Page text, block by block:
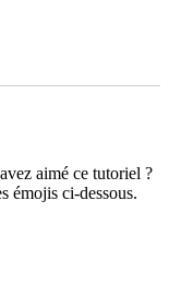
aimé ce tutoriel ?
émojis ci-dessous.